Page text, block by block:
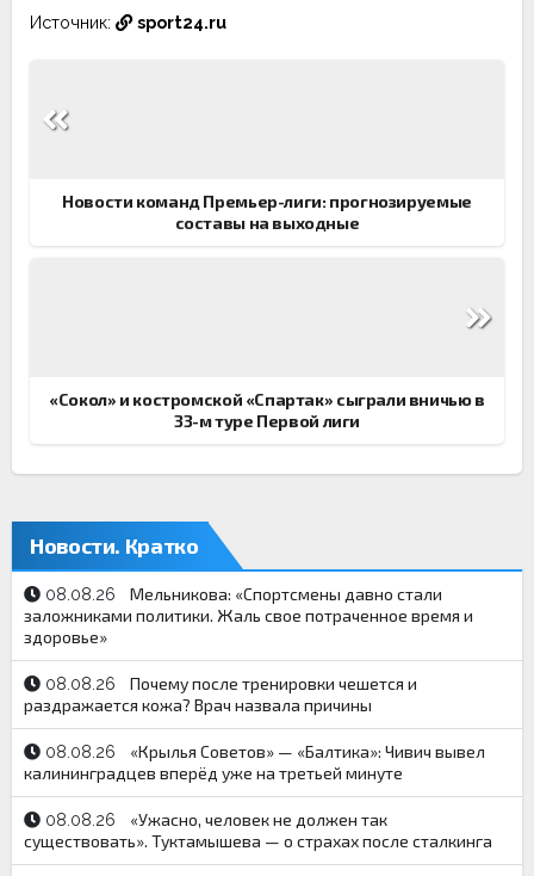
Источник: sport24.ru
по
Новости команд Премьер-лиги: прогнозируемые
составы на выходные
«Сокол» и костромской «Спартак» сыграли вничью в
33-м туре Первой лиги
Новости. Кратко
08.08.26
Мельникова: «Спортсмены давно стали
заложниками политики. Жаль свое потраченное время и
здоровье»
08.08.26
Почему после тренировки чешется и
раздражается кожа? Врач назвала причины
08.08.26
«Крылья Советов» — «Балтика»: Чивич вывел
калининградцев вперёд уже на третьей минуте
08.08.26
«Ужасно, человек не должен так
существовать». Туктамышева — о страхах после сталкинга